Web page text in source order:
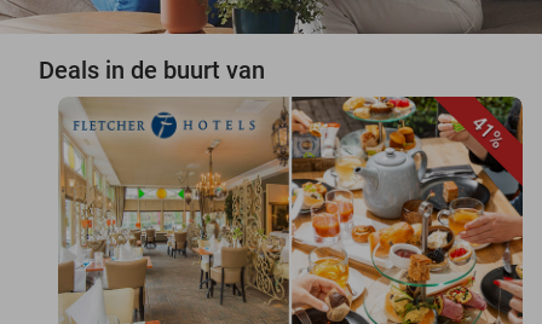
Deals in de buurt van
41%